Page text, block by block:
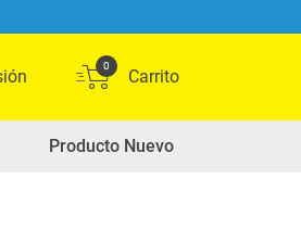
0
Producto Nuevo